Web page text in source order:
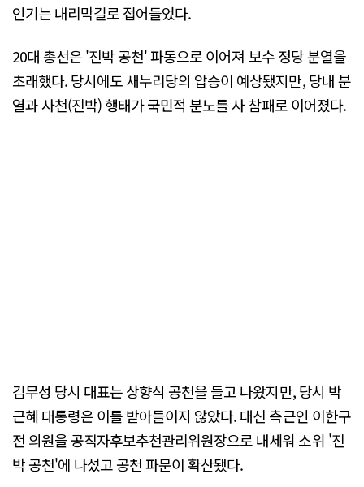
인기는 내리막길로 접어들었다.
20대 총선은 '진박 공천' 파동으로 이어져 보수 정당 분열을
초래했다. 당시에도 새누리당의 압승이 예상됐지만, 당내 분
열과 사천(진박) 행태가 국민적 분노를 사 참패로 이어졌다.
김무성 당시 대표는 상향식 공천을 들고 나왔지만, 당시 박
근혜 대통령은 이를 받아들이지 않았다. 대신 측근인 이한구
전 의원을 공직자후보추천관리위원장으로 내세워 소위 '진
박 공천'에 나섰고 공천 파문이 확산됐다.